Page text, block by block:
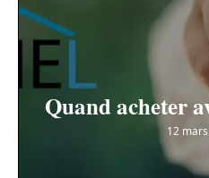
Quand acheter
12